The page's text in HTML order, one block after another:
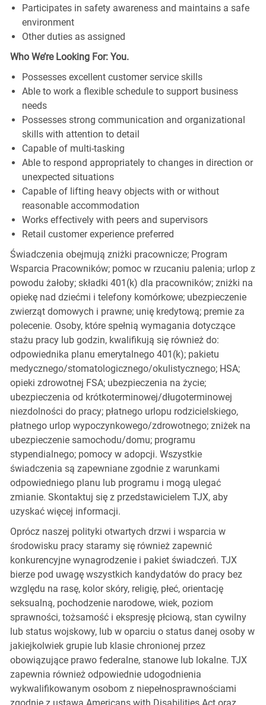
Participates in safety awareness and maintains a safe
environment
Other duties as assigned
Who We’re Looking For: You.
Possesses excellent customer service skills
Able to work a flexible schedule to support business
needs
Possesses strong communication and organizational
skills with attention to detail
Capable of multi-tasking
Able to respond appropriately to changes in direction or
unexpected situations
Capable of lifting heavy objects with or without
reasonable accommodation
Works effectively with peers and supervisors
Retail customer experience preferred
Świadczenia obejmują zniżki pracownicze; Program
Wsparcia Pracowników; pomoc w rzucaniu palenia; urlop z
powodu żałoby; składki 401(k) dla pracowników; zniżki na
opiekę nad dziećmi i telefony komórkowe; ubezpieczenie
zwierząt domowych i prawne; unię kredytową; premie za
polecenie. Osoby, które spełnią wymagania dotyczące
stażu pracy lub godzin, kwalifikują się również do:
odpowiednika planu emerytalnego 401(k); pakietu
medycznego/stomatologicznego/okulistycznego; HSA;
opieki zdrowotnej FSA; ubezpieczenia na życie;
ubezpieczenia od krótkoterminowej/długoterminowej
niezdolności do pracy; płatnego urlopu rodzicielskiego,
płatnego urlop wypoczynkowego/zdrowotnego; zniżek na
ubezpieczenie samochodu/domu; programu
stypendialnego; pomocy w adopcji. Wszystkie
świadczenia są zapewniane zgodnie z warunkami
odpowiedniego planu lub programu i mogą ulegać
zmianie. Skontaktuj się z przedstawicielem TJX, aby
uzyskać więcej informacji.
Oprócz naszej polityki otwartych drzwi i wsparcia w
środowisku pracy staramy się również zapewnić
konkurencyjne wynagrodzenie i pakiet świadczeń. TJX
bierze pod uwagę wszystkich kandydatów do pracy bez
względu na rasę, kolor skóry, religię, płeć, orientację
seksualną, pochodzenie narodowe, wiek, poziom
sprawności, tożsamość i ekspresję płciową, stan cywilny
lub status wojskowy, lub w oparciu o status danej osoby w
jakiejkolwiek grupie lub klasie chronionej przez
obowiązujące prawo federalne, stanowe lub lokalne. TJX
zapewnia również odpowiednie udogodnienia
wykwalifikowanym osobom z niepełnosprawnościami
zgodnie z ustawą Americans with Disabilities Act oraz